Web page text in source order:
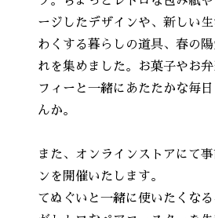
ージしたデザインや、新しい
わくする暮らしの道具、春の
れを集めました。お菓子やお
フィーと一緒にあたたかな毎
んか。
また、オンラインストアにて
ンを開催いたします。
てぬぐいと一緒に使いたくな